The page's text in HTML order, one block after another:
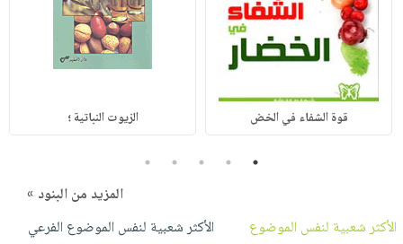
قوة الشفاء في الخض الزيوت النباتية ؛
1
2
3
4
5
المزيد من البنود »
الأكثر شعبية لنفس الموضوع
الأكثر شعبية لنفس الموضوع الفرعي